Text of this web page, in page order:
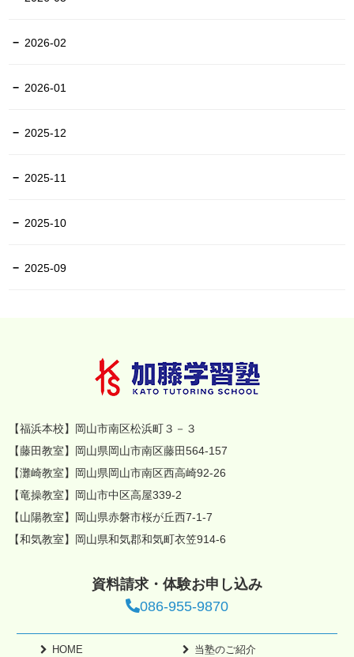
2026-02
2026-01
2025-12
2025-11
2025-10
2025-09
【福浜本校】岡山市南区松浜町３－３
【藤田教室】岡山県岡山市南区藤田564-157
【灘崎教室】岡山県岡山市南区西高崎92-26
【竜操教室】岡山市中区高屋339-2
【山陽教室】岡山県赤磐市桜が丘西7-1-7
【和気教室】岡山県和気郡和気町衣笠914-6
資料請求・体験お申し込み
086-955-9870
HOME
当塾のご紹介